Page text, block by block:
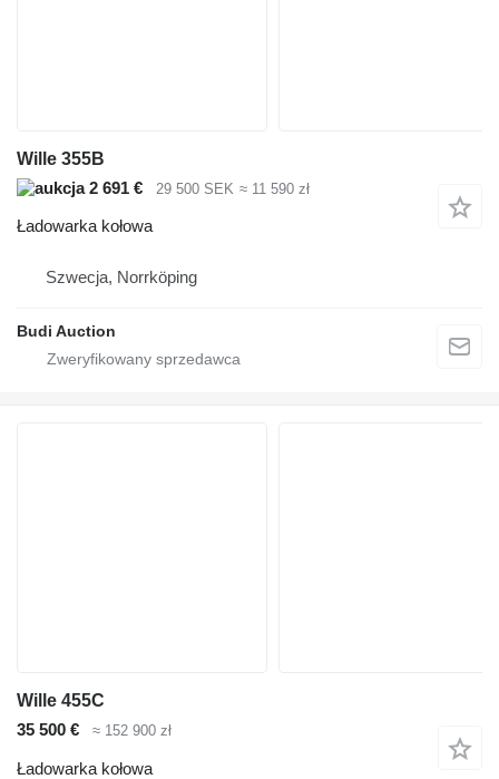
Wille 355B
2 691 €
29 500 SEK ≈ 11 590 zł
Ładowarka kołowa
Szwecja, Norrköping
Budi Auction
Wille 455C
35 500 €
≈ 152 900 zł
Ładowarka kołowa